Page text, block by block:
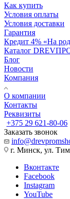
Как купить
Условия оплаты
Условия доставки
Гарантия
Кредит 4% «На
Каталог
Блог
Новости
Компания
О компании
Контакты
Реквизиты
+375 29 621-80-06
Заказать звонок
г. Минск, ул.
Вконтакте
Facebook
Instagram
YouTube